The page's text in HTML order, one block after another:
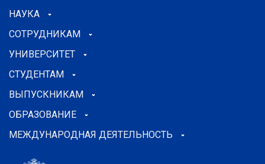
НАУКА
СОТРУДНИКАМ
УНИВЕРСИТЕТ
СТУДЕНТАМ
ВЫПУСКНИКАМ
ОБРАЗОВАНИЕ
МЕЖДУНАРОДНАЯ ДЕЯТЕЛЬНОСТЬ